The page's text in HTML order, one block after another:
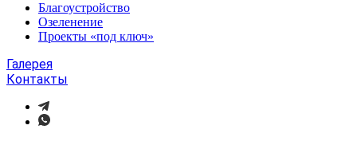
Благоустройство
Озеленение
Проекты «под ключ»
Галерея
Контакты